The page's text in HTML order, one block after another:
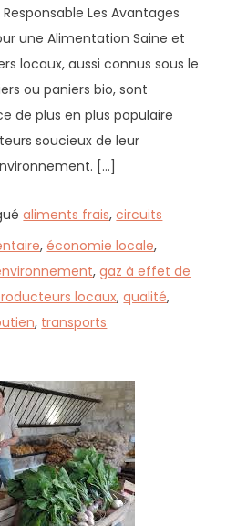
Les Avantages
une Alimentation Saine et
locaux, aussi connus sous le
ou paniers bio, sont
de plus en plus populaire
soucieux de leur
[…]
aliments frais,circuits
,économie locale,
,gaz à effet de
locaux,qualité,
, transports